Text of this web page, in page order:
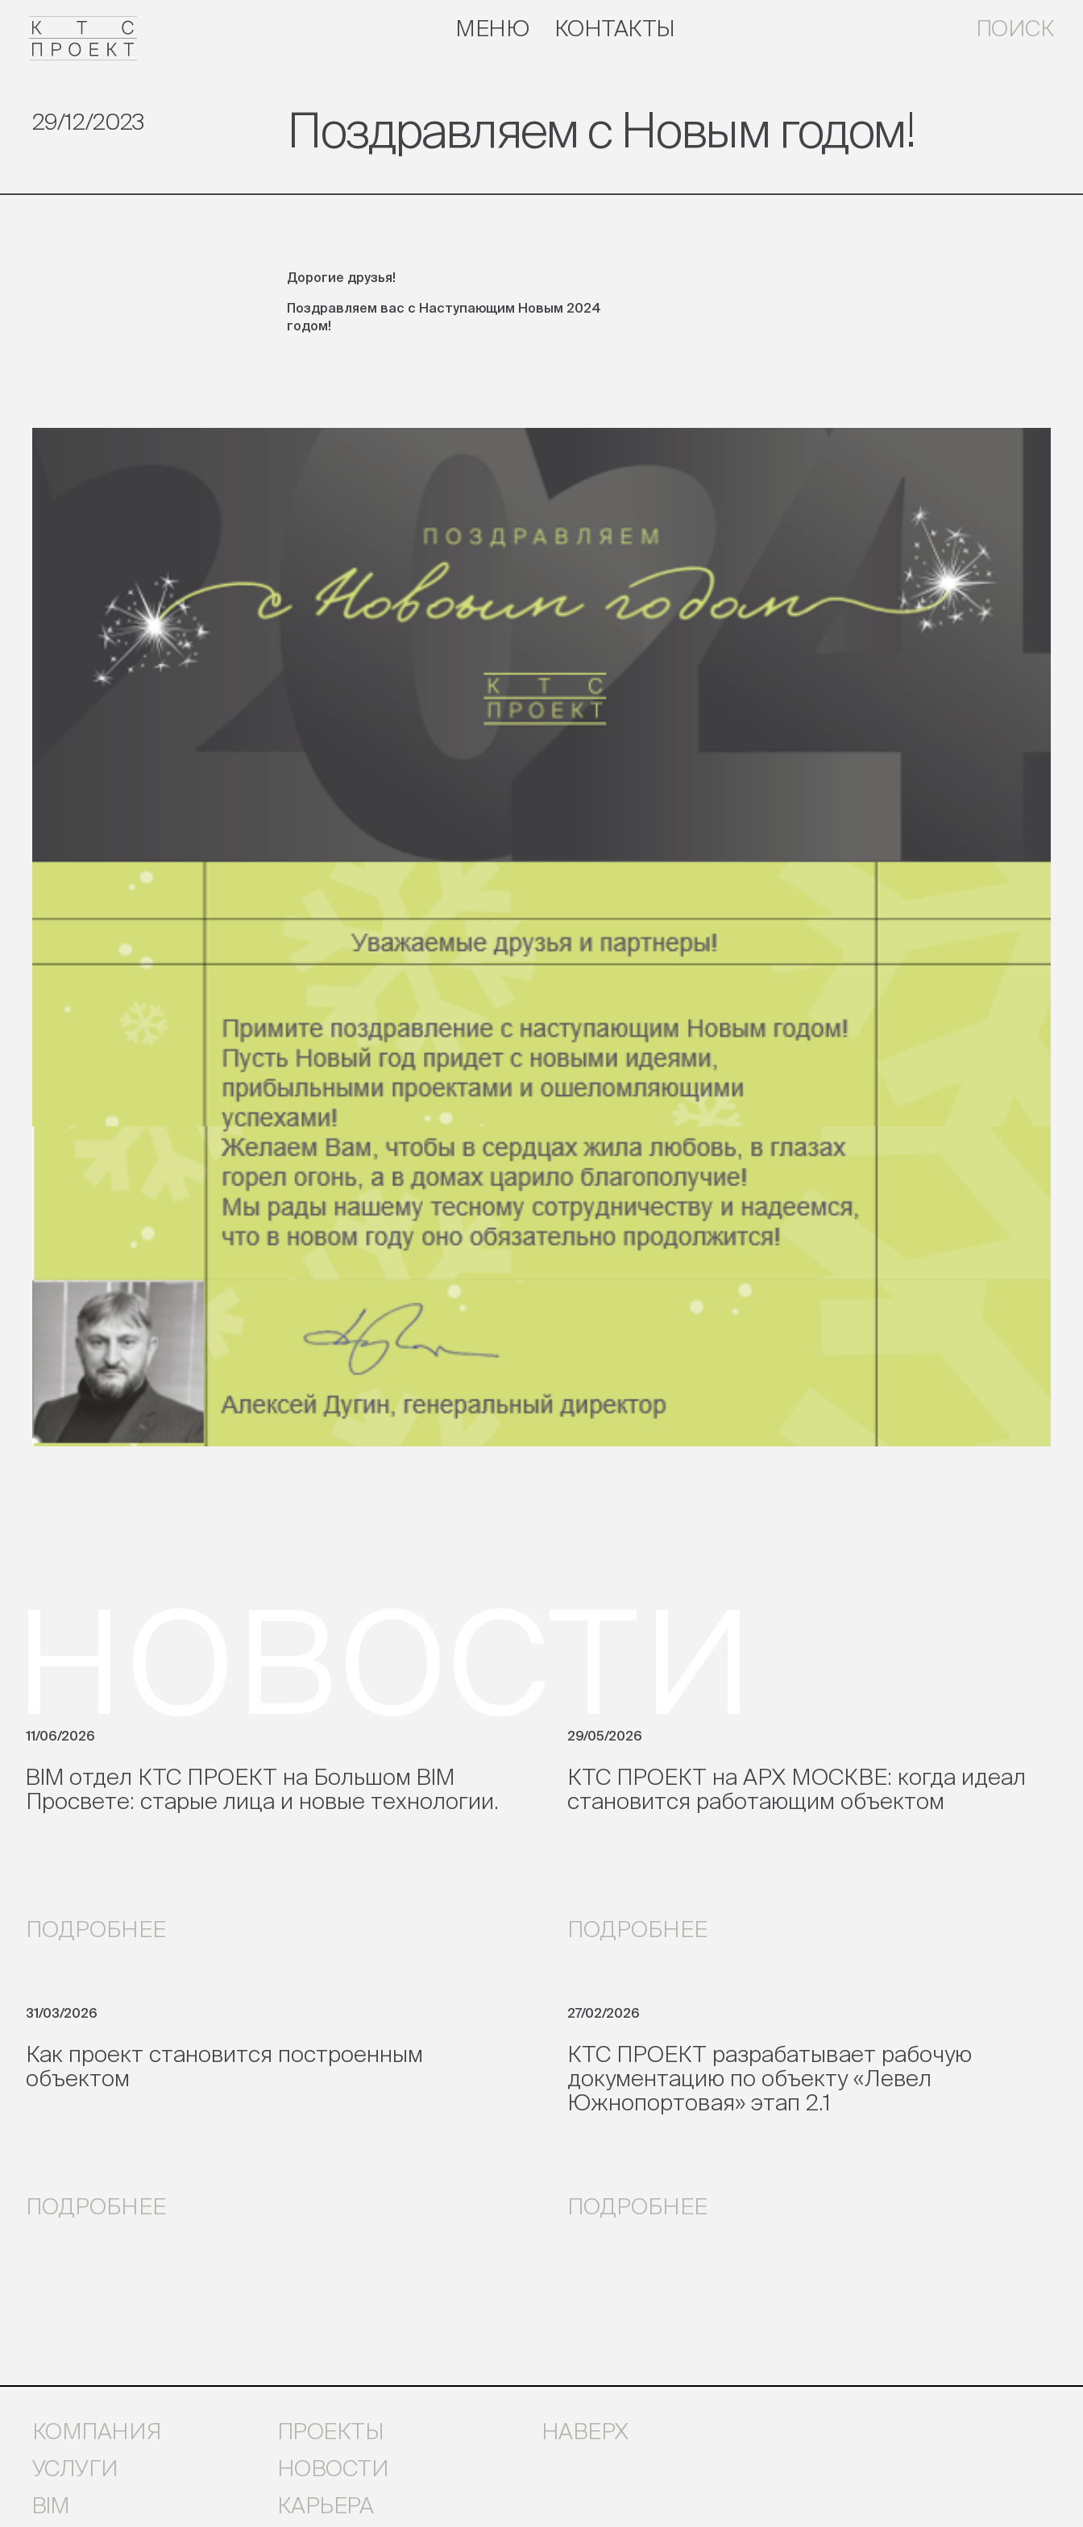
МЕНЮ
КОНТАКТЫ ПОИСК
29/12/2023 Поздравляем с Новым годом!
Дорогие друзья!
Поздравляем вас с Наступающим Новым 2024
годом!
11/06/2026
BIM отдел КТС ПРОЕКТ на Большом BIM
Просвете: старые лица и новые технологии.
ПОДРОБНЕЕ
29/05/2026
КТС ПРОЕКТ на АРХ МОСКВЕ: когда идеал
становится работающим объектом
ПОДРОБНЕЕ
31/03/2026
Как проект становится построенным
объектом
ПОДРОБНЕЕ
27/02/2026
КТС ПРОЕКТ разрабатывает рабочую
документацию по объекту «Левел
Южнопортовая» этап 2.1
ПОДРОБНЕЕ
КОМПАНИЯ
ПРОЕКТЫ
УСЛУГИ
НОВОСТИ
BIM
КАРЬЕРА
НАВЕРХ